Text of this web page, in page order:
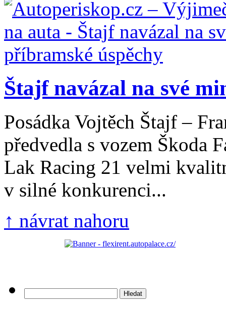
Štajf navázal na své
Posádka Vojtěch Štajf –
předvedla s vozem Škoda
Lak Racing 21 velmi
v silné konkurenci...
↑ návrat nahoru